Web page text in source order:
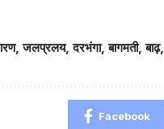
,जलप्रलय,दरभंगा,बागमती,बाढ़
Facebook